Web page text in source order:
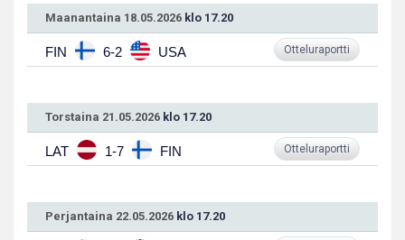
Maanantaina 18.05.2026 klo 17.20
FIN 6-2 USA Otteluraportti
Torstaina 21.05.2026 klo 17.20
LAT 1-7 FIN Otteluraportti
Perjantaina 22.05.2026 klo 17.20